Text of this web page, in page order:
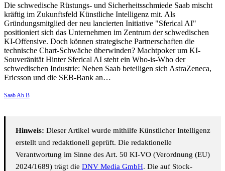
Die schwedische Rüstungs- und Sicherheitsschmiede Saab mischt
kräftig im Zukunftsfeld Künstliche Intelligenz mit. Als
Gründungsmitglied der neu lancierten Initiative "Sferical AI"
positioniert sich das Unternehmen im Zentrum der schwedischen
KI-Offensive. Doch können strategische Partnerschaften die
technische Chart-Schwäche überwinden? Machtpoker um KI-
Souveränität Hinter Sferical AI steht ein Who-is-Who der
schwedischen Industrie: Neben Saab beteiligen sich AstraZeneca,
Ericsson und die SEB-Bank an…
Saab Ab B
Hinweis: Dieser Artikel wurde mithilfe Künstlicher Intelligenz
erstellt und redaktionell geprüft. Die redaktionelle
Verantwortung im Sinne des Art. 50 KI-VO (Verordnung (EU)
2024/1689) trägt die DNV Media GmbH. Die auf Stock-